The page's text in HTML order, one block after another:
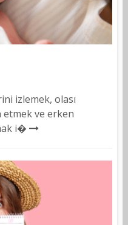
izlemek, olası
ve erken
i�